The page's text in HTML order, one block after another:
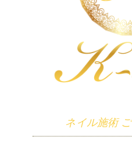
ネイル施術